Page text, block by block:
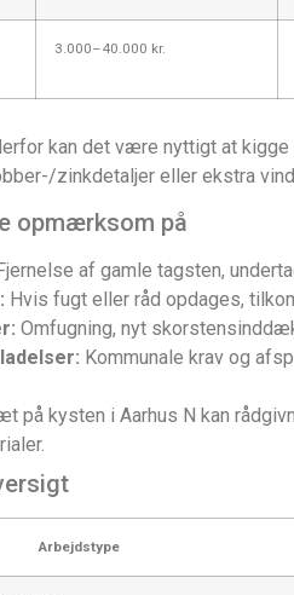
3.000–40.000 kr.
kan det være nyttigt at
zinkdetaljer eller ekstra
opmærksom på
Fjernelse af gamle tagsten,
Hvis fugt eller råd opdages,
Omfugning, nyt
Kommunale krav og
på kysten i Aarhus N kan
Arbejdstype